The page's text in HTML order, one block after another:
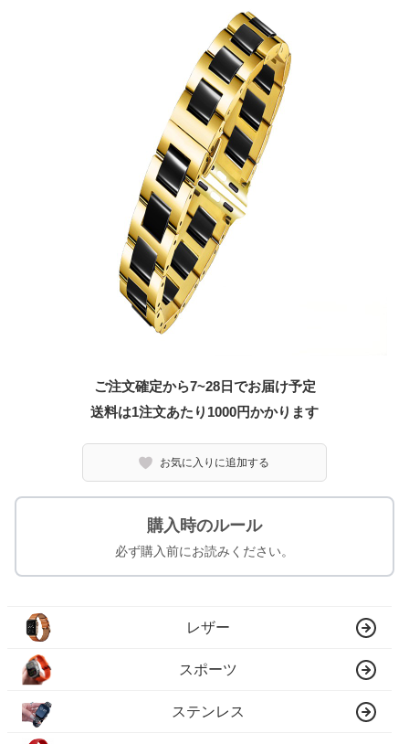
ご注文確定から7~28日でお届け予定
送料は1注文あたり 1000円かかります
お気に入りに追加する
購入時のルール
必ず購入前にお読みください。
レザー
スポーツ
ステンレス